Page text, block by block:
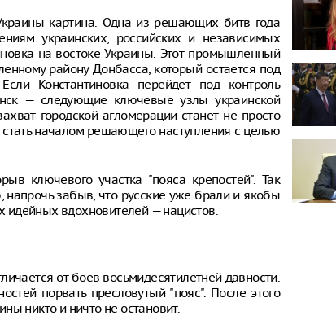
картина. Одна из решающих битв года
украинских, российских и независимых
на востоке Украины. Этот промышленный
району Донбасса, который остается под
Константиновка перейдет под контроль
— следующие ключевые узлы украинской
городской агломерации станет не просто
началом решающего наступления с целью
ключевого участка "пояса крепостей". Так
забыв, что русские уже брали и якобы
идейных вдохновителей — нацистов.
от боев восьмидесятилетней давности.
порвать пресловутый "пояс". После этого
никто и ничто не остановит.